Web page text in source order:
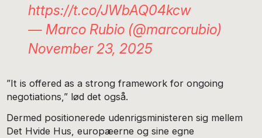
https://t.co/JWbAQ04kcw
— Marco Rubio (@marcorubio)
November 23, 2025
”It is offered as a strong framework for ongoing
negotiations,” lød det også.
Dermed positionerede udenrigsministeren sig mellem
Det Hvide Hus, europæerne og sine egne